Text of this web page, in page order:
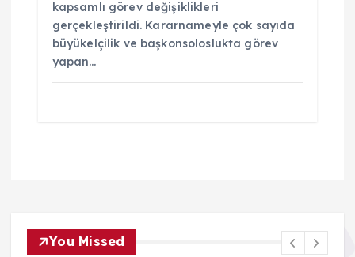
kapsamlı görev değişiklikleri
gerçekleştirildi. Kararnameyle çok sayıda
büyükelçilik ve başkonsoloslukta görev
yapan…
You Missed